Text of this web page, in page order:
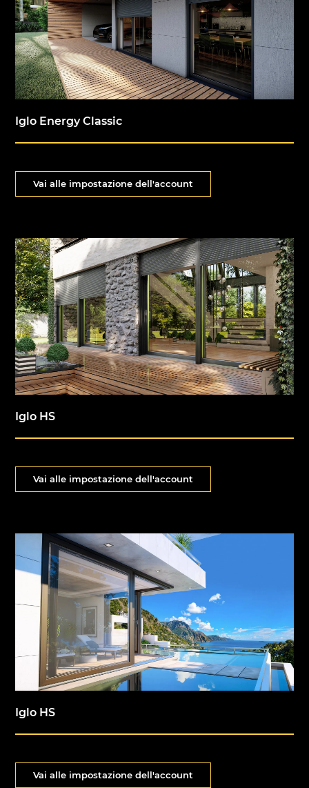
Iglo Energy Classic
Vai alle impostazione dell'account
Iglo HS
Vai alle impostazione dell'account
Iglo HS
Vai alle impostazione dell'account